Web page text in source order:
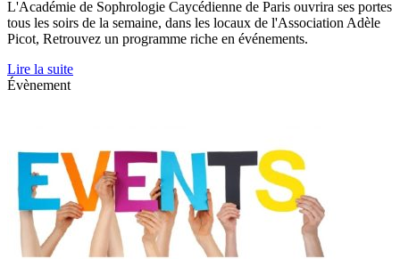
L'Académie de Sophrologie Caycédienne de Paris ouvrira ses portes
tous les soirs de la semaine, dans les locaux de l'Association Adèle
Picot, Retrouvez un programme riche en événements.
Lire la suite
Évènement